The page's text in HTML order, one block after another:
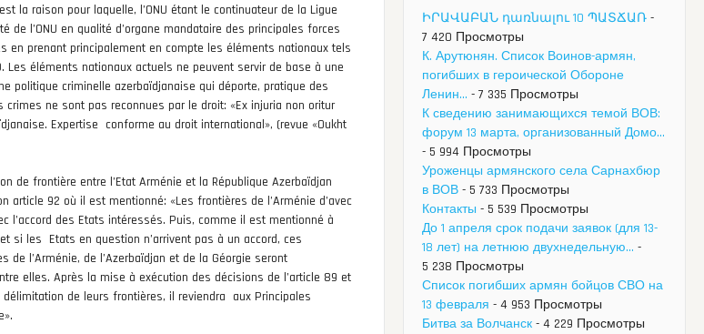
la raison pour laquelle, l’ONU étant le continuateur de la Ligue
de l’ONU en qualité d’organe mandataire des principales forces
en prenant principalement en compte les éléments nationaux tels
Les éléments nationaux actuels ne peuvent servir de base à une
politique criminelle azerbaïdjanaise qui déporte, pratique des
ne sont pas reconnues par le droit: «Ex injuria non oritur
Expertise conforme au droit international», (revue «Oukht
de frontière entre l’Etat Arménie et la République Azerbaïdjan
article 92 où il est mentionné: «Les frontières de l’Arménie d’avec
l’accord des Etats intéressés. Puis, comme il est mentionné à
si les Etats en question n’arrivent pas à un accord, ces
l’Arménie, de l’Azerbaïdjan et de la Géorgie seront
elles. Après la mise à exécution des décisions de l’article 89 et
de leurs frontières, il reviendra aux Principales
ԻՐԱՎԱԲԱՆ դառնալու 10 ՊԱՏՃԱՌ -
7 420 Просмотры
К. Арутюнян. Список Воинов-армян,
погибших в героической Обороне
Ленин... - 7 335 Просмотры
К сведению занимающихся темой ВОВ:
форум 13 марта, организованный Домо...
- 5 994 Просмотры
Уроженцы армянского села Сарнахбюр
в ВОВ - 5 733 Просмотры
Контакты - 5 539 Просмотры
До 1 апреля срок подачи заявок (для 13-
18 лет) на летнюю двухнедельную... -
5 238 Просмотры
Список погибших армян бойцов СВО на
13 февраля - 4 953 Просмотры
Битва за Волчанск - 4 229 Просмотры